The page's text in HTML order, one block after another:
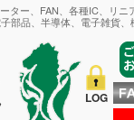
ー、FAN、各種IC、リ
品、半導体、電子雑貨、
LOG